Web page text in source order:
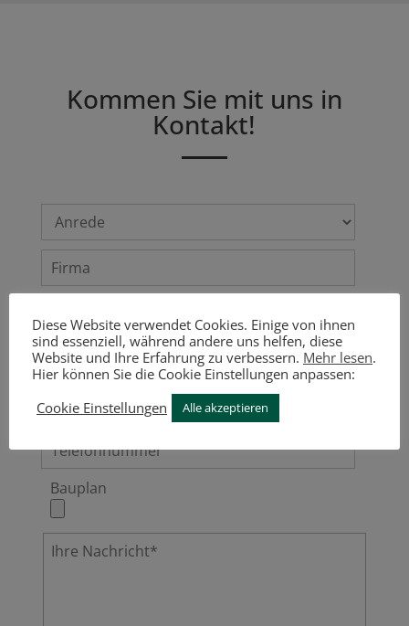
Kommen Sie mit uns in
Kontakt!
Bauplan
Diese Website verwendet Cookies. Einige von ihnen
sind essenziell, während andere uns helfen, diese
Website und Ihre Erfahrung zu verbessern. Mehr lesen.
Hier können Sie die Cookie Einstellungen anpassen:
Cookie Einstellungen
Alle akzeptieren